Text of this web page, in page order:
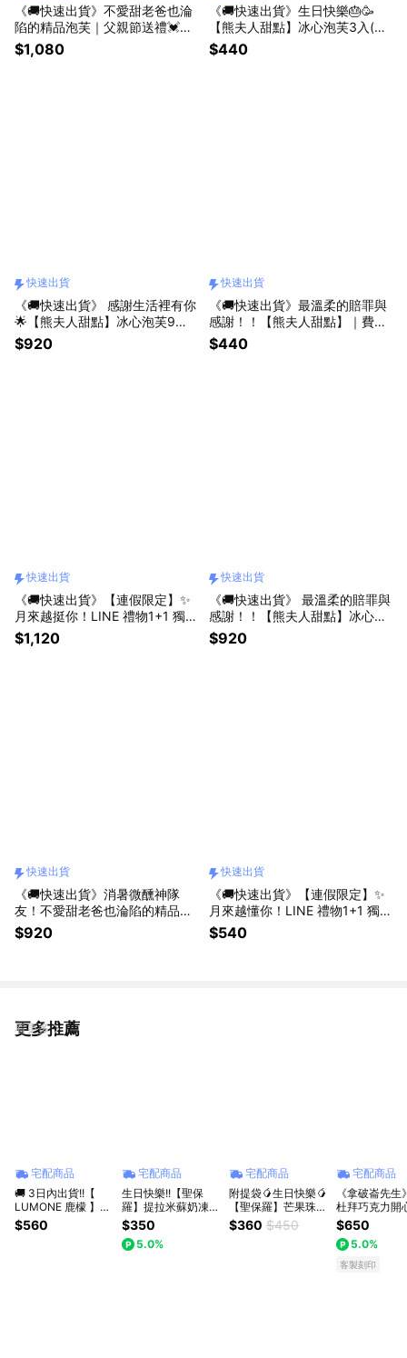
《🚚快速出貨》不愛甜老爸也淪
陷的精品泡芙｜父親節送禮💓🎁
【熊夫人甜點】冰心泡芙12入組
$1,080
《🚚快速出貨》生日快樂🎂🥳
【熊夫人甜點】冰心泡芙3入(收
禮者可自選口味）
$440
快速出貨
《🚚快速出貨》 感謝生活裡有你
🌟【熊夫人甜點】冰心泡芙9入
(收禮者可自選口味）
$920
快速出貨
《🚚快速出貨》最溫柔的賠罪與
感謝！！【熊夫人甜點】｜費南
雪甜甜圈3入（收禮者可自選口
味）
$440
快速出貨
《🚚快速出貨》【連假限定】✨
月來越挺你！LINE 禮物1+1 獨家
獻禮【熊夫人甜點】
$1,120
快速出貨
《🚚快速出貨》 最溫柔的賠罪與
感謝！！【熊夫人甜點】冰心泡
芙9 入（收禮者可自選口味）
$920
快速出貨
《🚚快速出貨》消暑微醺神隊
友！不愛甜老爸也淪陷的精品泡
芙｜父親節送禮💓🎁【熊夫人甜
點】冰心泡芙9入
$920
快速出貨
《🚚快速出貨》【連假限定】✨
月來越懂你！LINE 禮物1+1 獨家
獻禮【熊夫人甜點】
$540
更多推薦
看更多
宅配商品
🚚 3日內出貨!!【
LUMONE 鹿檬 】長
條精裝版｜翡翠海島
• 鹽之花檸檬蛋糕｜
$560
宅配商品
生日快樂!!【聖保
羅】提拉米蘇奶凍捲
1條(500g/條)加贈燒
果子千層1片(實際依
所選規格為主)
$350
5.0%
宅配商品
附提袋🥭生日快樂🥭
【聖保羅】芒果珠寶
盒1盒(235g±4.5%/
盒)｜慶生｜生日｜
$360 $450
宅配商品
《拿破崙先生
杜拜巧克力開
崙千層cake (
小卡 / 400g/
$650
5.0%
客製刻印